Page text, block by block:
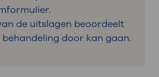
de uitslagen beoordeelt
door kan gaan.